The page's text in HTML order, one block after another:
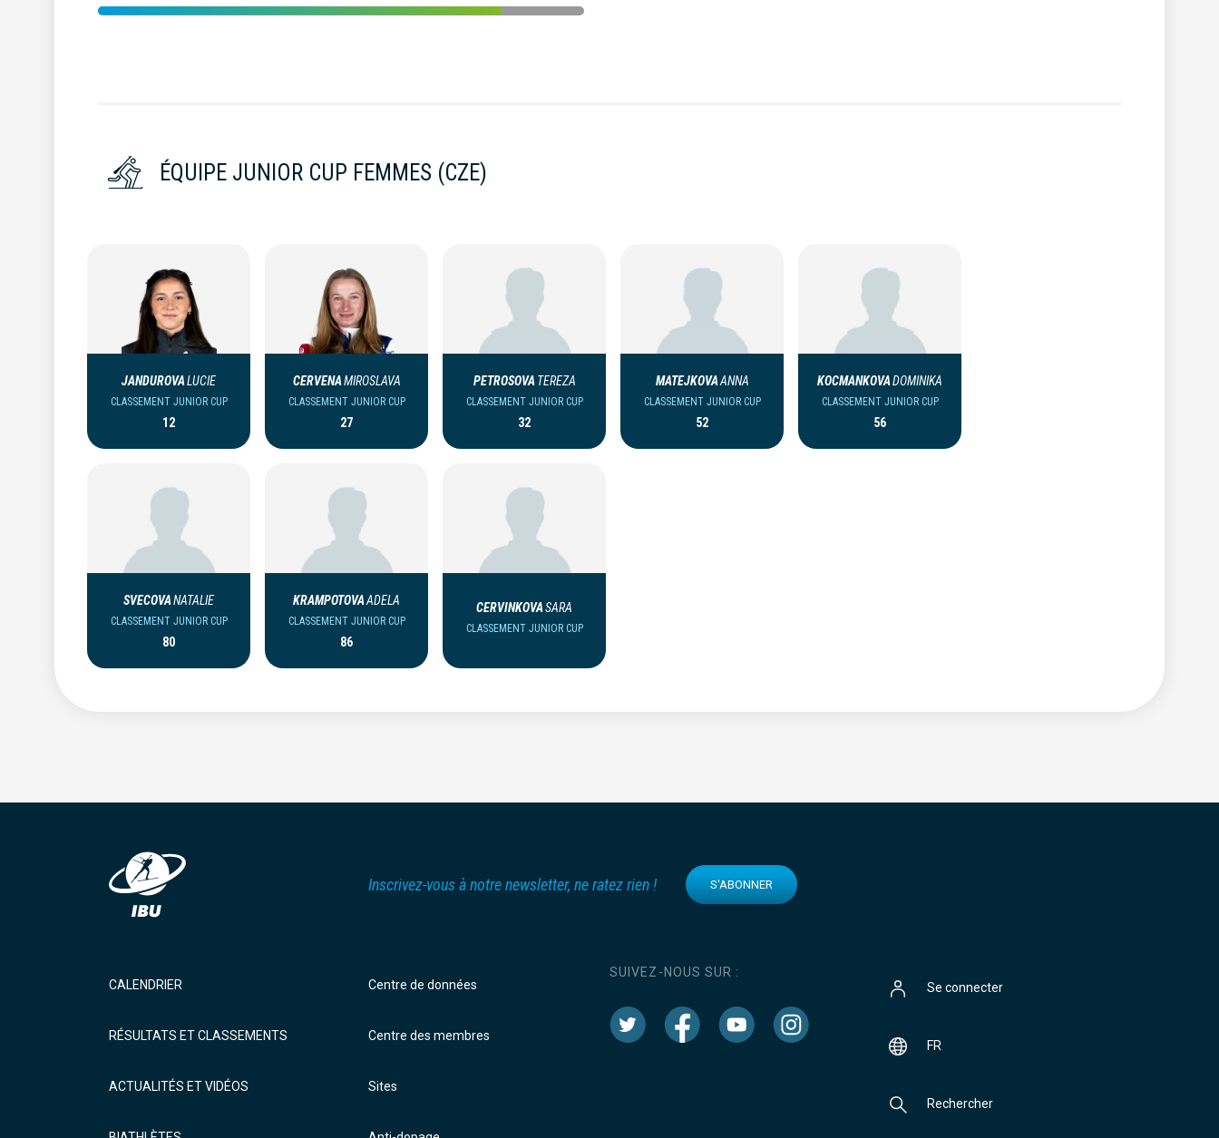
ÉQUIPE JUNIOR CUP FEMMES (CZE)
JANDUROVALUCIE
CLASSEMENT JUNIOR CUP
12
CERVENAMIROSLAVA
CLASSEMENT JUNIOR CUP
27
PETROSOVA TEREZA
CLASSEMENT JUNIOR CUP
32
MATEJKOVAANNA
CLASSEMENT JUNIOR CUP
52
KOCMANKOVADOMINIKA
CLASSEMENT JUNIOR CUP
56
SVECOVANATALIE
CLASSEMENT JUNIOR CUP
80
KRAMPOTOVAADELA
CLASSEMENT JUNIOR CUP
86
CERVINKOVASARA
CLASSEMENT JUNIOR CUP
Inscrivez-vous à notre newsletter, ne ratez rien ! S'ABONNER
CALENDRIER
RÉSULTATS ET CLASSEMENTS
ACTUALITÉS ET VIDÉOS
Centre de données
Centre des membres
Sites
SUIVEZ-NOUS SUR :
Se connecter
FR
Rechercher